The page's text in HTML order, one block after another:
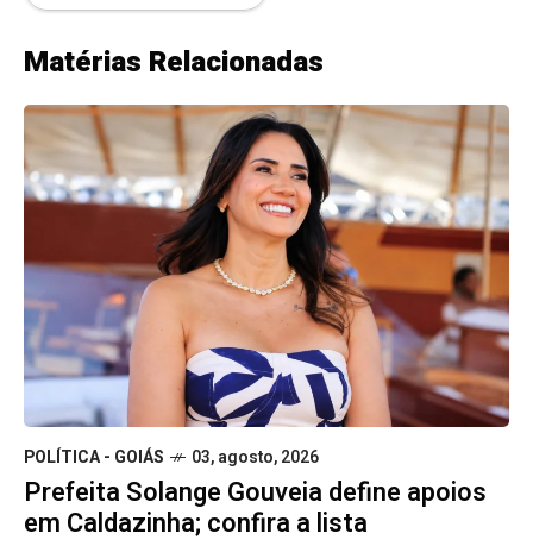
Matérias Relacionadas
POLÍTICA - GOIÁS 03, agosto, 2026
Prefeita Solange Gouveia define apoios
em Caldazinha; confira a lista